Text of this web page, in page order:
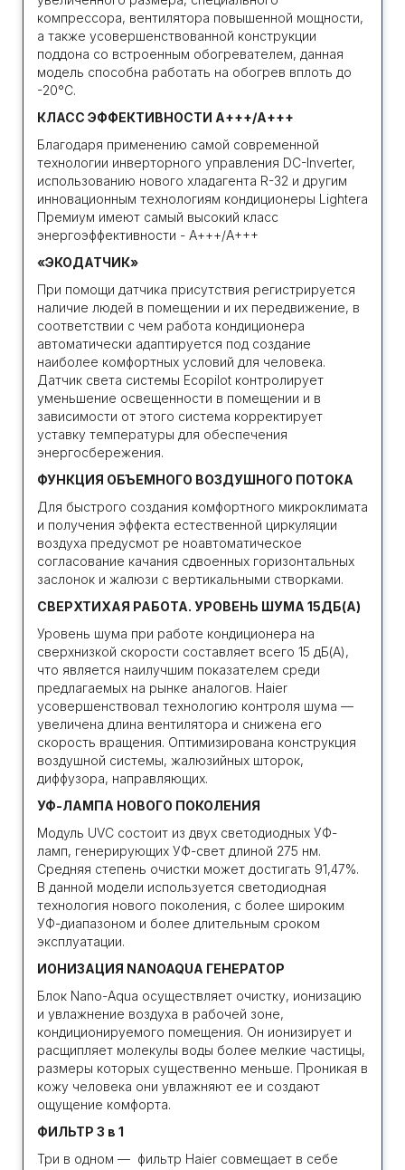
компрессора, вентилятора повышенной мощности,
а также усовершенствованной конструкции
поддона со встроенным обогревателем, данная
модель способна работать на обогрев вплоть до
-20°С.
КЛАСС ЭФФЕКТИВНОСТИ A+++/A+++
Благодаря применению самой современной
технологии инверторного управления DC-Inverter,
использованию нового хладагента R-32 и другим
инновационным технологиям кондиционеры Lightera
Премиум имеют самый высокий класс
энергоэффективности - А+++/A+++
«ЭКОДАТЧИК»
При помощи датчика присутствия регистрируется
наличие людей в помещении и их передвижение, в
соответствии с чем работа кондиционера
автоматически адаптируется под создание
наиболее комфортных условий для человека.
Датчик света системы Ecopilot контролирует
уменьшение освещенности в помещении и в
зависимости от этого система корректирует
уставку температуры для обеспечения
энергосбережения.
ФУНКЦИЯ ОБЪЕМНОГО ВОЗДУШНОГО ПОТОКА
Для быстрого создания комфортного микроклимата
и получения эффекта естественной циркуляции
воздуха предусмот ре ноавтоматическое
согласование качания сдвоенных горизонтальных
заслонок и жалюзи с вертикальными створками.
СВЕРХТИХАЯ РАБОТА. УРОВЕНЬ ШУМА 15ДБ(А)
Уровень шума при работе кондиционера на
сверхнизкой скорости составляет всего 15 дБ(А),
что является наилучшим показателем среди
предлагаемых на рынке аналогов. Haier
усовершенствовал технологию контроля шума —
увеличена длина вентилятора и снижена его
скорость вращения. Оптимизирована конструкция
воздушной системы, жалюзийных шторок,
диффузора, направляющих.
УФ-ЛАМПА НОВОГО ПОКОЛЕНИЯ
Модуль UVC состоит из двух светодиодных УФ-
ламп, генерирующих УФ-свет длиной 275 нм.
Средняя степень очистки может достигать 91,47%.
В данной модели используется светодиодная
технология нового поколения, с более широким
УФ-диапазоном и более длительным сроком
эксплуатации.
ИОНИЗАЦИЯ NANOAQUA ГЕНЕРАТОР
Блок Nano-Aqua осуществляет очистку, ионизацию
и увлажнение воздуха в рабочей зоне,
кондиционируемого помещения. Он ионизирует и
расщипляет молекулы воды более мелкие частицы,
размеры которых существенно меньше. Проникая в
кожу человека они увлажняют ее и создают
ощущение комфорта.
ФИЛЬТР 3 в 1
Три в одном — фильтр Haier совмещает в себе